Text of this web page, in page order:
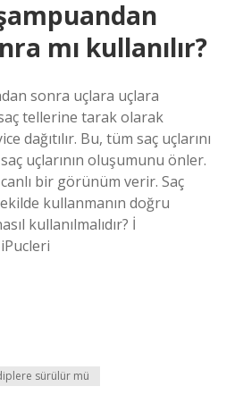
mı kullanılır?
sonra uçlara uçlara
tellerine tarak olarak
dağıtılır. Bu, tüm saç uçlarını
uçlarının oluşumunu önler.
bir görünüm verir. Saç
kullanmanın doğru
kullanılmalıdır? İ
sürülür mü